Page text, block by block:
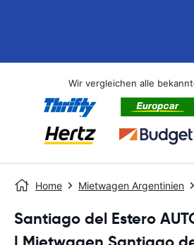
Wir vergleichen alle
Home Mietwagen Argentinien
Santiago del Estero